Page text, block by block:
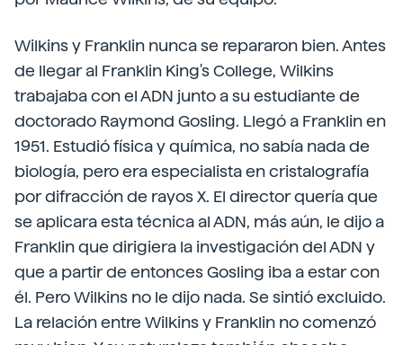
Wilkins y Franklin nunca se repararon bien. Antes
de llegar al Franklin King's College, Wilkins
trabajaba con el ADN junto a su estudiante de
doctorado Raymond Gosling. Llegó a Franklin en
1951. Estudió física y química, no sabía nada de
biología, pero era especialista en cristalografía
por difracción de rayos X. El director quería que
se aplicara esta técnica al ADN, más aún, le dijo a
Franklin que dirigiera la investigación del ADN y
que a partir de entonces Gosling iba a estar con
él. Pero Wilkins no le dijo nada. Se sintió excluido.
La relación entre Wilkins y Franklin no comenzó